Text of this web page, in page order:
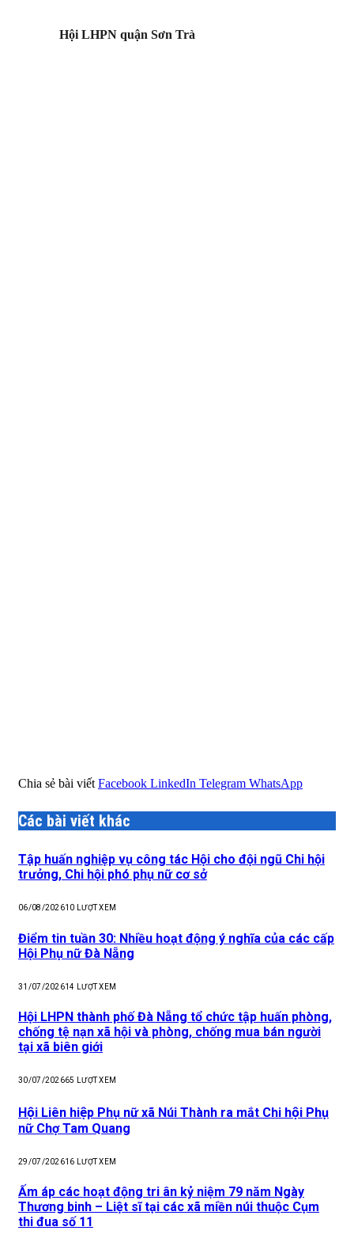
Hội LHPN quận Sơn Trà
Chia sẻ bài viết Facebook LinkedIn Telegram WhatsApp
Các bài viết khác
Tập huấn nghiệp vụ công tác Hội cho đội ngũ Chi hội
trưởng, Chi hội phó phụ nữ cơ sở
06/08/202610 LƯỢT XEM
Điểm tin tuần 30: Nhiều hoạt động ý nghĩa của các cấp
Hội Phụ nữ Đà Nẵng
31/07/202614 LƯỢT XEM
Hội LHPN thành phố Đà Nẵng tổ chức tập huấn phòng,
chống tệ nạn xã hội và phòng, chống mua bán người
tại xã biên giới
30/07/202665 LƯỢT XEM
Hội Liên hiệp Phụ nữ xã Núi Thành ra mắt Chi hội Phụ
nữ Chợ Tam Quang
29/07/202616 LƯỢT XEM
Ấm áp các hoạt động tri ân kỷ niệm 79 năm Ngày
Thương binh – Liệt sĩ tại các xã miền núi thuộc Cụm
thi đua số 11